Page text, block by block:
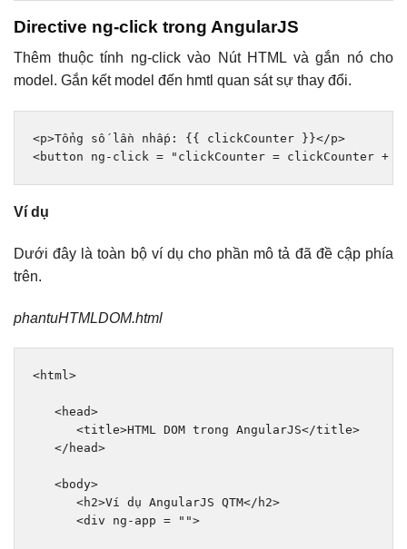
Directive ng-click trong AngularJS
Thêm thuộc tính ng-click vào Nút HTML và gắn nó cho
model. Gắn kết model đến hmtl quan sát sự thay đổi.
<p>Tổng số lần nhấp: {{ clickCounter }}</p>
<button
ng-click = "clickCounter = clickCounter +
Ví dụ
Dưới đây là toàn bộ ví dụ cho phần mô tả đã đề cập phía
trên.
phantuHTMLDOM.html
<html>
<head>
<title>HTML DOM trong AngularJS</title>
</head>
<body>
<h2>Ví dụ AngularJS QTM</h2>
<div
ng-app = "">